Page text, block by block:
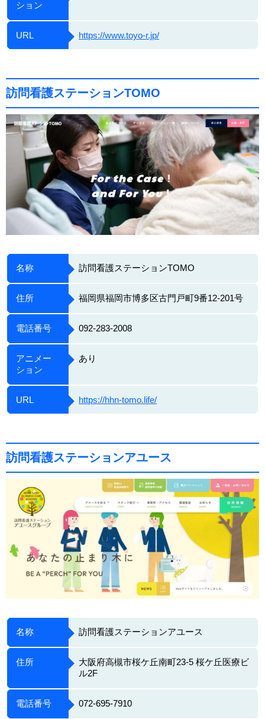
ション
URL https://www.toyo-r.jp/
訪問看護ステーションTOMO
名称 訪問看護ステーションTOMO
住所 福岡県福岡市博多区古門戸町9番12-201号
電話番号 092-283-2008
アニメー
ション
あり
URL https://hhn-tomo.life/
訪問看護ステーションアユース
名称 訪問看護ステーションアユース
住所
大阪府高槻市桜ケ丘南町23-5 桜ケ丘医療ビ
ル2F
電話番号 072-695-7910